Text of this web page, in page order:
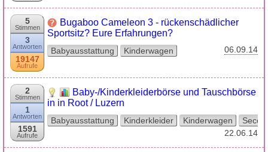
5
Stimmen
3
Antworten
19147
Aufrufe
Bugaboo Cameleon 3 - rückenschädlicher
Sportsitz? Eure Erfahrungen?
Babyausstattung Kinderwagen 06.09.14
2
Stimmen
1
Antworten
1591
Aufrufe
Baby-/Kinderkleiderbörse und Tauschbörse
in in Root / Luzern
Babyausstattung Kinderkleider Kinderwagen
22.06.14